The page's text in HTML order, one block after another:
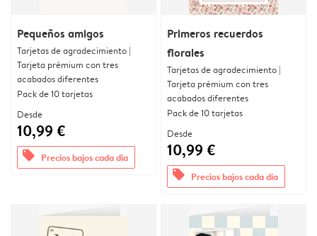
Pequeños amigos
Tarjetas de agradecimiento |
Tarjeta prémium con tres
acabados diferentes
Pack de 10 tarjetas
Desde
10,99 €
offers Precios bajos cada día
Primeros recuerdos
florales
Tarjetas de agradecimiento |
Tarjeta prémium con tres
acabados diferentes
Pack de 10 tarjetas
Desde
10,99 €
offers Precios bajos cada día